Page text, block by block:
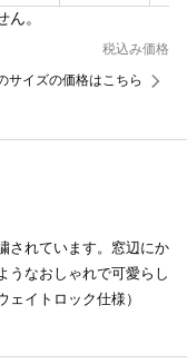
。
税込み価格
サイズの価格はこちら
されています。窓辺にか
うなおしゃれで可愛らし
イトロック仕様）